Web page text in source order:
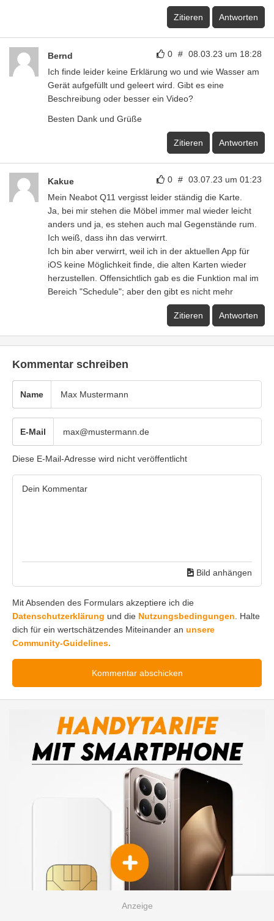
Zitieren Antworten
0 # 08.03.23 um 18:28
Bernd
Ich finde leider keine Erklärung wo und wie Wasser am
Gerät aufgefüllt und geleert wird. Gibt es eine
Beschreibung oder besser ein Video?
Besten Dank und Grüße
Zitieren Antworten
0 # 03.07.23 um 01:23
Kakue
Mein Neabot Q11 vergisst leider ständig die Karte.
Ja, bei mir stehen die Möbel immer mal wieder leicht
anders und ja, es stehen auch mal Gegenstände rum.
Ich weiß, dass ihn das verwirrt.
Ich bin aber verwirrt, weil ich in der aktuellen App für
iOS keine Möglichkeit finde, die alten Karten wieder
herzustellen. Offensichtlich gab es die Funktion mal im
Bereich "Schedule"; aber den gibt es nicht mehr
Zitieren Antworten
Kommentar schreiben
Name
E-Mail
Diese E-Mail-Adresse wird nicht veröffentlicht
Bild anhängen
Mit Absenden des Formulars akzeptiere ich die
Datenschutzerklärung und die Nutzungsbedingungen . Halte
dich für ein wertschätzendes Miteinander an unsere
Community-Guidelines.